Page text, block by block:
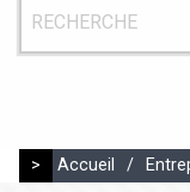
> Accueil /